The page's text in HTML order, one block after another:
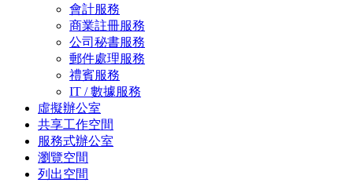
會計服務
商業註冊服務
公司秘書服務
郵件處理服務
禮賓服務
IT / 數據服務
虛擬辦公室
共享工作空間
服務式辦公室
瀏覽空間
列出空間